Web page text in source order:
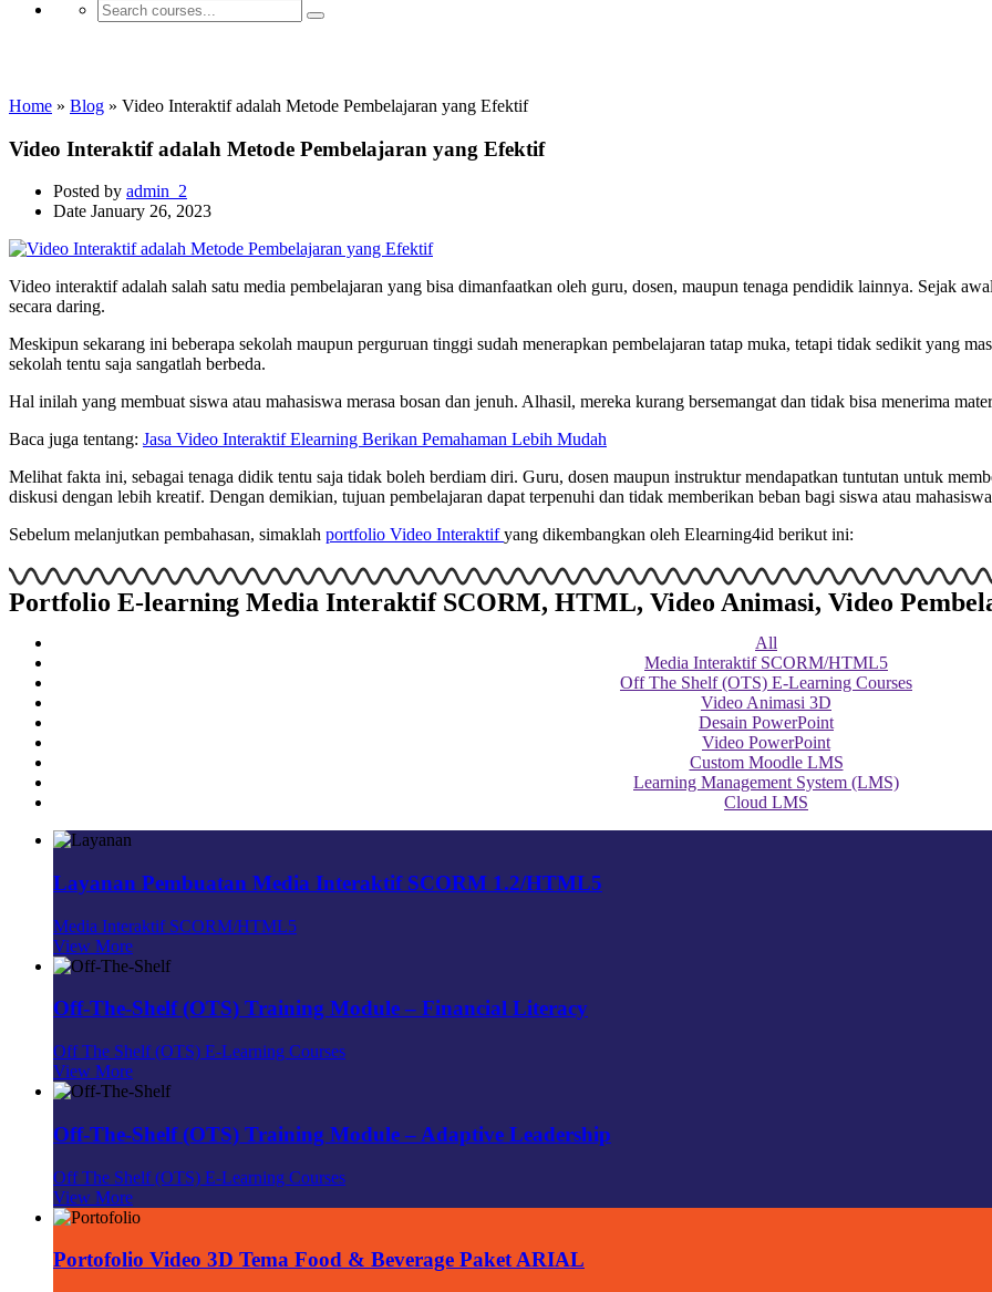
Home » Blog » Video Interaktif adalah Metode Pembelajaran yang Efektif
Video Interaktif adalah Metode Pembelajaran yang Efektif
Posted by admin_2
Date January 26, 2023
Video interaktif adalah salah satu media pembelajaran yang bisa dimanfaatkan oleh guru, dosen, maupun tenaga pendidik lainnya. Sejak
secara daring.
Meskipun sekarang ini beberapa sekolah maupun perguruan tinggi sudah menerapkan pembelajaran tatap muka, tetapi tidak sedikit yang
sekolah tentu saja sangatlah berbeda.
Hal inilah yang membuat siswa atau mahasiswa merasa bosan dan jenuh. Alhasil, mereka kurang bersemangat dan tidak bisa menerima
Baca juga tentang: Jasa Video Interaktif Elearning Berikan Pemahaman Lebih Mudah
Melihat fakta ini, sebagai tenaga didik tentu saja tidak boleh berdiam diri. Guru, dosen maupun instruktur mendapatkan tuntutan untuk
diskusi dengan lebih kreatif. Dengan demikian, tujuan pembelajaran dapat terpenuhi dan tidak memberikan beban bagi siswa atau
Sebelum melanjutkan pembahasan, simaklah portfolio Video Interaktifyang dikembangkan oleh Elearning4id berikut ini:
Portfolio E-learning Media Interaktif SCORM, HTML, Video Animasi, Video
All
Media Interaktif SCORM/HTML5
Off The Shelf (OTS) E-Learning Courses
Video Animasi 3D
Desain PowerPoint
Video PowerPoint
Custom Moodle LMS
Learning Management System (LMS)
Cloud LMS
Layanan Pembuatan Media Interaktif SCORM 1.2/HTML5
Media Interaktif SCORM/HTML5
View More
Off-The-Shelf (OTS) Training Module – Financial Literacy
Off The Shelf (OTS) E-Learning Courses
View More
Off-The-Shelf (OTS) Training Module – Adaptive Leadership
Off The Shelf (OTS) E-Learning Courses
View More
Portofolio Video 3D Tema Food & Beverage Paket ARIAL